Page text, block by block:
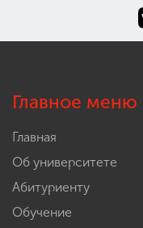
Главное меню
Главная
Об университете
Абитуриенту
Обучение